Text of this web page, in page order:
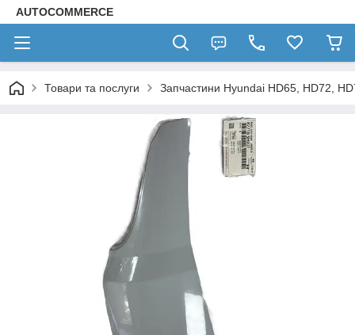
AUTOCOMMERCE
Товари та послуги Запчастини Hyundai HD65, HD72,